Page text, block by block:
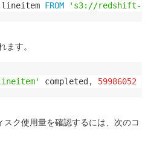
lineitem FROM 's3://redshift-
ます。
completed , 59986052
スク使用量を確認するには、次のコ